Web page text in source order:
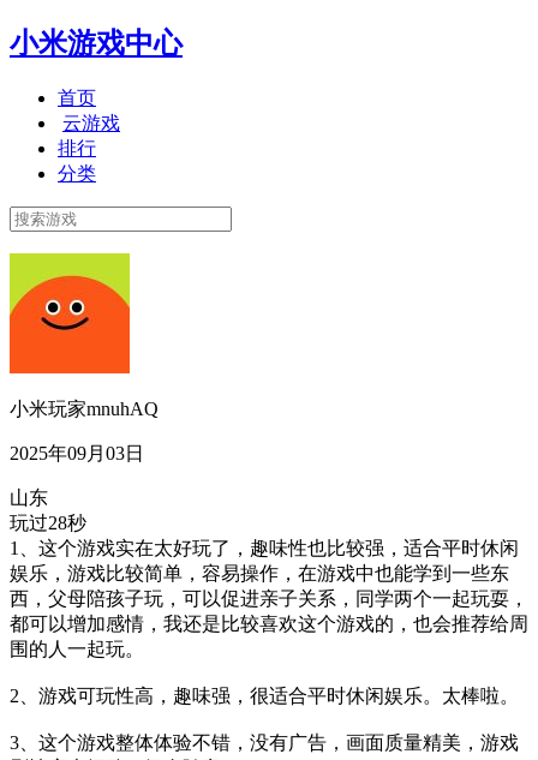
小米游戏中心
首页
云游戏
排行
分类
小米玩家mnuhAQ
2025年09月03日
山东
玩过28秒
1、这个游戏实在太好玩了，趣味性也比较强，适合平时休闲
娱乐，游戏比较简单，容易操作，在游戏中也能学到一些东
西，父母陪孩子玩，可以促进亲子关系，同学两个一起玩耍，
都可以增加感情，我还是比较喜欢这个游戏的，也会推荐给周
围的人一起玩。
2、游戏可玩性高，趣味强，很适合平时休闲娱乐。太棒啦。
3、这个游戏整体体验不错，没有广告，画面质量精美，游戏